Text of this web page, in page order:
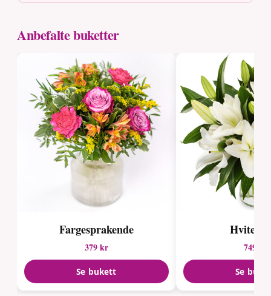
Anbefalte buketter
Fargesprakende
379 kr
Se bukett
Hvite
749 kr
Se